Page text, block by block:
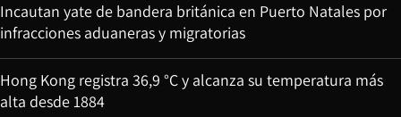
Incautan yate de bandera británica en Puerto Natales por
infracciones aduaneras y migratorias
Hong Kong registra 36,9 °C y alcanza su temperatura más
alta desde 1884